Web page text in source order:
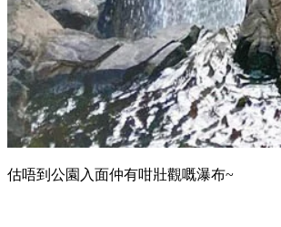
估唔到公園入面仲有咁壯觀嘅瀑布~